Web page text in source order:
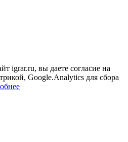
igrar.ru, вы даете согласие на
Google.Analytics для сбора